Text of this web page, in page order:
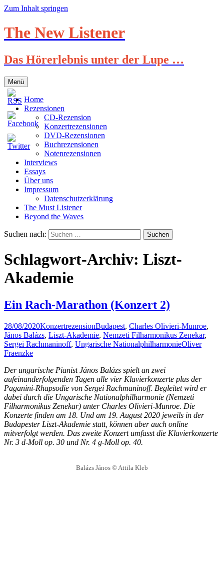
Zum Inhalt springen
The New Listener
Das Hörerlebnis unter der Lupe …
Menü
Home
Rezensionen
CD-Rezension
Konzertrezensionen
DVD-Rezensionen
Buchrezensionen
Notenrezensionen
Interviews
Essays
Über uns
Impressum
Datenschutzerklärung
The Must Listener
Beyond the Waves
Suchen nach:
Schlagwort-Archiv: Liszt-
Akademie
Ein Rach-Marathon (Konzert 2)
28/08/2020KonzertrezensionBudapest, Charles Olivieri-Munroe,
János Balázs, Liszt-Akademie, Nemzeti Filharmonikus Zenekar,
Sergei Rachmaninoff, Ungarische NationalphilharmonieOliver
Fraenzke
Der ungarische Pianist János Balázs spielt an zwei
aufeinanderfolgenden Tagen alle vier Klavierkonzerte plus der
Paganini-Rhapsodie von Sergei Rachmaninoff. Begleitet wird er
dabei durch die Ungarische Nationalphilharmonie (Nemzeti
Filharmonikus Zenekar) unter Charles Olivieri-Munroe. Die
Konzerte finden am 18. Und am 19. August 2020 jeweils in der
Budapester Liszt-Akademie statt, können aber auch online
mitverfolgt werden. Das zweite Konzert umfasst die Klavierkonzerte
Nr. 3 d-Moll op. 30 und Nr. 4 g-Moll op. 40.
Balázs János © Attila Kleb